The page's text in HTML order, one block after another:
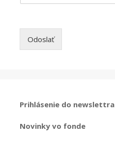
Odoslať
Prihlásenie do newslettra
Novinky vo fonde